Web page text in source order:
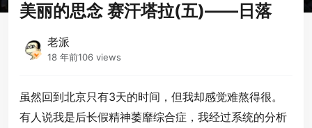
美丽的思念 赛汗塔拉(五)——日落
老派
18 年前106 views
虽然回到北京只有3天的时间，但我却感觉难熬得很。
有人说我是后长假精神萎靡综合症，我经过系统的分析